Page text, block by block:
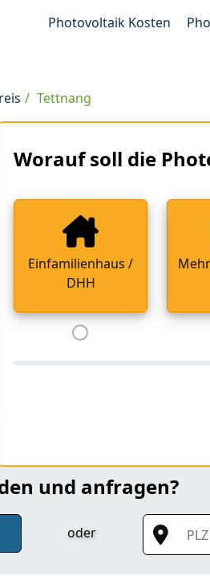
Photovoltaik Kosten
Tettnang
Worauf soll die
Einfamilienhaus /
DHH
und anfragen?
oder
PLZ oder